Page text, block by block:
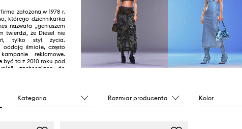
założona w 1978 r.
którego dziennikarka
nazwała „geniuszem
twierdzi, że Diesel nie
tylko styl życia.
śmiałe, często
reklamowe.
być ta z 2010 roku pod
zachęcająca do
Kategoria Rozmiar producenta Kolor